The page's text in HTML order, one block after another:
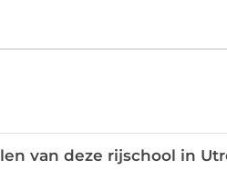
van deze rijschool in